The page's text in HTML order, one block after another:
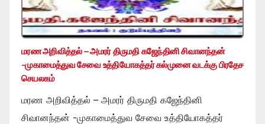
மரண அறிவித்தல் – அமரர் திருமதி கஜேந்தினி சிவானந்தன்
-முகாமைத்துவ சேவை உத்தியோகத்தர் கல்முனை வடக்கு பிரதேச
செயலகம்
மரண அறிவித்தல் – அமரர் திருமதி கஜேந்தினி
சிவானந்தன் -முகாமைத்துவ சேவை உத்தியோகத்தர்